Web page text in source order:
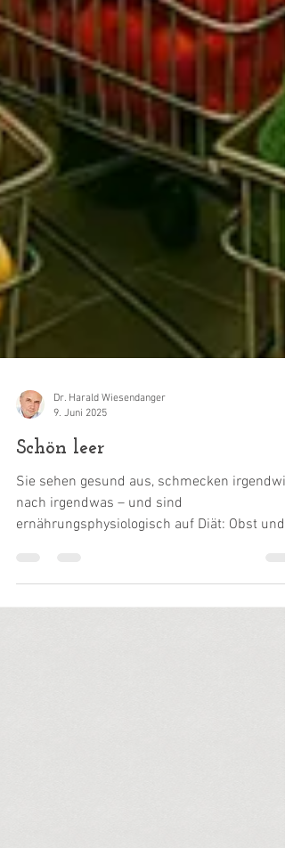
Dr. Harald Wiesendanger
Schön leer
Sie sehen gesund aus, schmecken irgendwie